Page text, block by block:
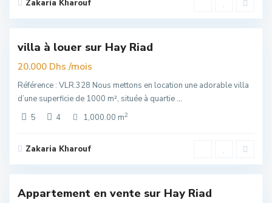
Zakaria Kharouf
Hay
Rabat
Exclusivité
villa à louer sur Hay Riad
20.000 Dhs/mois
Référence : VLR.328 Nous mettons en location une adorable villa
d’une superficie de 1000 m², située à quartie...
5
4 1,000.00 m2
Zakaria Kharouf
Hay
Rabat
Exclusivité
Appartement en vente sur Hay Riad